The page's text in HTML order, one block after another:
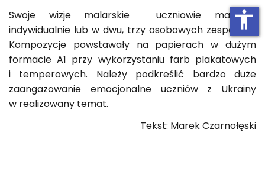
Swoje wizje malarskie uczniowie malowali
indywidualnie lub w dwu, trzy osobowych zespołach.
Kompozycje powstawały na papierach w dużym
formacie A1 przy wykorzystaniu farb plakatowych
i temperowych. Należy podkreślić bardzo duże
zaangażowanie emocjonalne uczniów z Ukrainy
w realizowany temat.
Tekst: Marek Czarnołęski
accessibility